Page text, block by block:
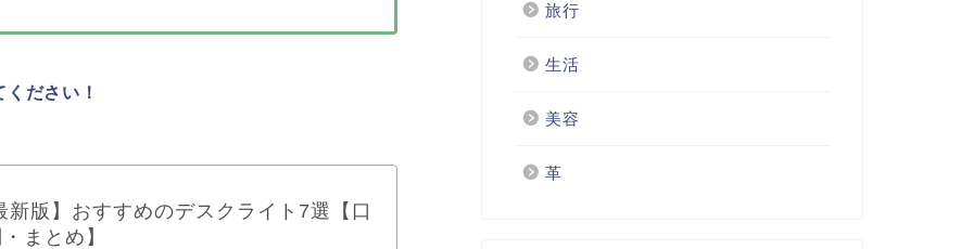
ださい！
新版】おすすめのデスクライト7選【口
まとめ】
旅行
生活
美容
革